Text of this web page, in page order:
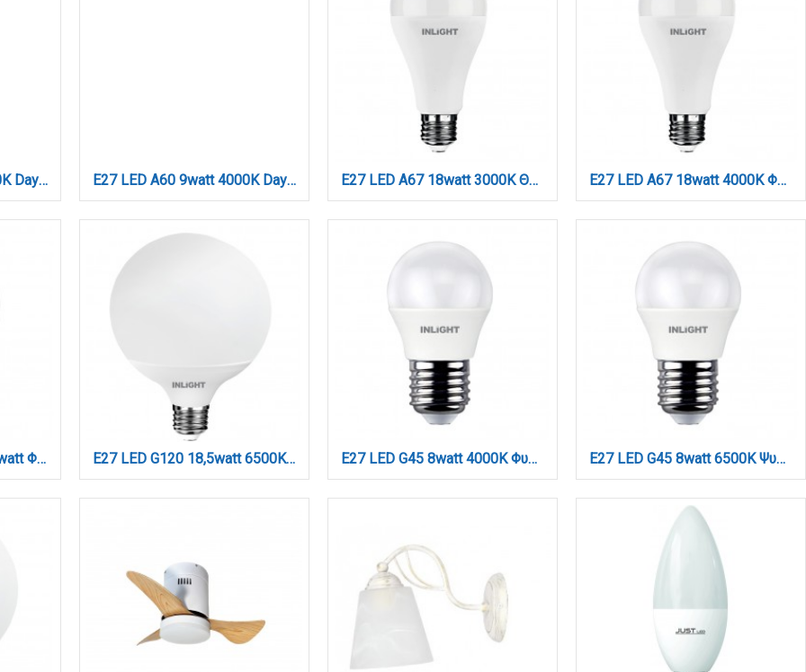
E27 LED A60 9watt 3000Κ Day Night Sensor Θερμό Λευκό (7.27.09.43.1) E27 LED A60 9watt 4000Κ Day Night Sensor Φυσικό Λευκό (7.27.09.43.2) E27 LED A67 18watt 3000Κ Θερμό Λευκό (7.27.18.04.1) E27 LED A67 18watt 4000Κ Φυσικό Λευκό (7.27.18.04.2)
E27 LED Filament G45 5watt Φυσικό Λευκό (7.27.05.13.2) E27 LED G120 18,5watt 6500K Ψυχρό Λευκό (7.27.18.14.3) E27 LED G45 8watt 4000Κ Φυσικό Λευκό (7.27.08.12.2) E27 LED G45 8watt 6500K Ψυχρό Λευκό (7.27.08.12.3)